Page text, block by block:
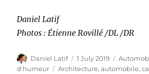
Daniel Latif
Photos : Étienne Rovillé /DL /DR
Author
Daniel Latif
Posted
on
1 July 2019
d'humeur
Tags
Architecture,automobile,